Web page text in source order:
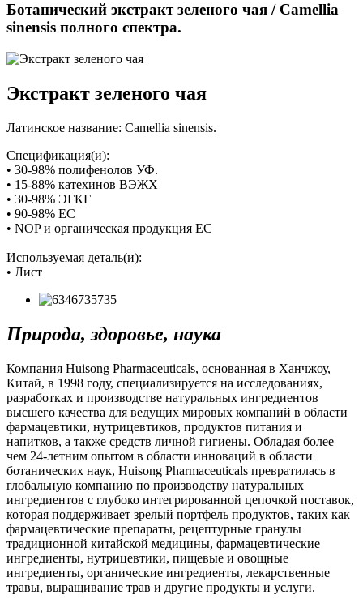
Ботанический экстракт зеленого чая / Camellia
sinensis полного спектра.
Экстракт зеленого чая
Латинское название: Camellia sinensis.
Спецификация(и):
• 30-98% полифенолов УФ.
• 15-88% катехинов ВЭЖХ
• 30-98% ЭГКГ
• 90-98% ЕС
• NOP и органическая продукция ЕС
Используемая деталь(и):
• Лист
Природа, здоровье, наука
Компания Huisong Pharmaceuticals, основанная в Ханчжоу,
Китай, в 1998 году, специализируется на исследованиях,
разработках и производстве натуральных ингредиентов
высшего качества для ведущих мировых компаний в области
фармацевтики, нутрицевтиков, продуктов питания и
напитков, а также средств личной гигиены. Обладая более
чем 24-летним опытом в области инноваций в области
ботанических наук, Huisong Pharmaceuticals превратилась в
глобальную компанию по производству натуральных
ингредиентов с глубоко интегрированной цепочкой поставок,
которая поддерживает зрелый портфель продуктов, таких как
фармацевтические препараты, рецептурные гранулы
традиционной китайской медицины, фармацевтические
ингредиенты, нутрицевтики, пищевые и овощные
ингредиенты, органические ингредиенты, лекарственные
травы, выращивание трав и другие продукты и услуги.